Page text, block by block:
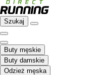
Szukaj
Buty męskie
Buty damskie
Odzież męska